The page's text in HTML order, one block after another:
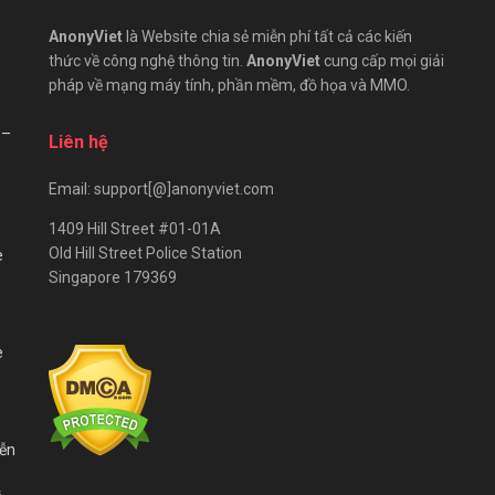
AnonyVietlà Website chia sẻ miễn phí tất cả các kiến
thức về công nghệ thông tin. AnonyViet cung cấp mọi giải
pháp về mạng máy tính, phần mềm, đồ họa và MMO.
Liên hệ
Email: support[@]anonyviet.com
1409 Hill Street #01-01A
Old Hill Street Police Station
Singapore 179369